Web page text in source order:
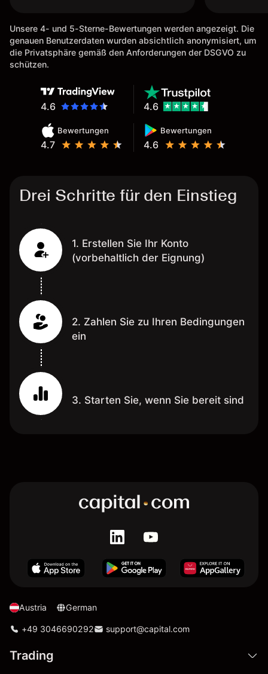
möglich. Berichte, Auszüge OK.
Eine Diagrammfunktion wie es
bei Naga ist wäre
Unsere 4- und 5-Sterne-Bewertungen werden angezeigt. Die
genauen Benutzerdaten wurden absichtlich anonymisiert, um
die Privatsphäre gemäß den Anforderungen der DSGVO zu
schützen.
4.6
Bewertungen
4.7
Bewertungen
4.6
4.6
Drei Schritte für den Einstieg
1. Erstellen Sie Ihr Konto
(vorbehaltlich der Eignung)
2. Zahlen Sie zu Ihren Bedingungen
ein
3. Starten Sie, wenn Sie bereit sind
Austria German
+49 3046690292 support@capital.com
Trading